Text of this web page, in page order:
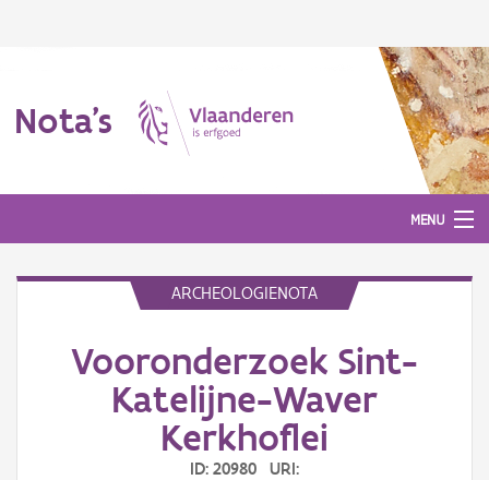
Nota's
MENU
Aanmelden
ARCHEOLOGIENOTA
Vooronderzoek Sint-
Katelijne-Waver
Kerkhoflei
ID: 20980 URI: